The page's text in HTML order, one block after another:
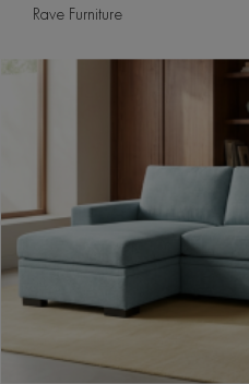
Rave Furniture